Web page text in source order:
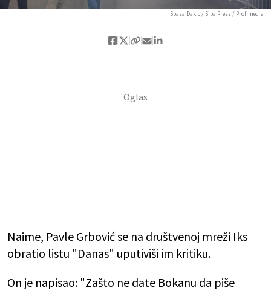
Spasa Dakic / Sipa Press / Profimedia
Naime, Pavle Grbović se na društvenoj mreži Iks
obratio listu "Danas" uputiviši im kritiku.
On je napisao: "Zašto ne date Bokanu da piše